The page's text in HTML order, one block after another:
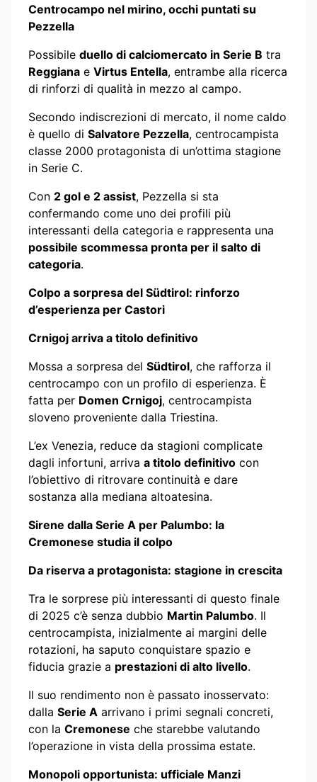
Centrocampo nel mirino, occhi puntati su
Pezzella
Possibile duello di calciomercato in Serie B tra
Reggiana e Virtus Entella, entrambe alla ricerca
di rinforzi di qualità in mezzo al campo.
Secondo indiscrezioni di mercato, il nome caldo
è quello di Salvatore Pezzella, centrocampista
classe 2000 protagonista di un’ottima stagione
in Serie C.
Con 2 gol e 2 assist, Pezzella si sta
confermando come uno dei profili più
interessanti della categoria e rappresenta una
possibile scommessa pronta per il salto di
categoria.
Colpo a sorpresa del Südtirol: rinforzo
d’esperienza per Castori
Crnigoj arriva a titolo definitivo
Mossa a sorpresa del Südtirol, che rafforza il
centrocampo con un profilo di esperienza. È
fatta per Domen Crnigoj, centrocampista
sloveno proveniente dalla Triestina.
L’ex Venezia, reduce da stagioni complicate
dagli infortuni, arriva a titolo definitivo con
l’obiettivo di ritrovare continuità e dare
sostanza alla mediana altoatesina.
Sirene dalla Serie A per Palumbo: la
Cremonese studia il colpo
Da riserva a protagonista: stagione in crescita
Tra le sorprese più interessanti di questo finale
di 2025 c’è senza dubbio Martin Palumbo. Il
centrocampista, inizialmente ai margini delle
rotazioni, ha saputo conquistare spazio e
fiducia grazie a prestazioni di alto livello.
Il suo rendimento non è passato inosservato:
dalla Serie A arrivano i primi segnali concreti,
con la Cremonese che starebbe valutando
l’operazione in vista della prossima estate.
Monopoli opportunista: ufficiale Manzi